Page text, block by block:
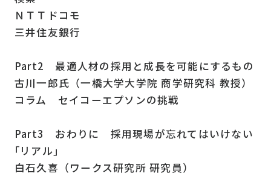
ＮＴＴドコモ
三井住友銀行
Part2 最適人材の採用と成長を可能にするもの
古川一郎氏（一橋大学大学院 商学研究科 教授）
コラム セイコーエプソンの挑戦
Part3 おわりに 採用現場が忘れてはいけない
｢リアル｣
白石久喜（ワークス研究所 研究員）